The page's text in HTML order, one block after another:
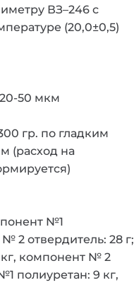
ВЗ–246 с
(20,0±0,5)
50 мкм
гр. по гладким
(расход на
№1
2 отвердитель: 28 г;
компонент № 2
полиуретан: 9 кг,